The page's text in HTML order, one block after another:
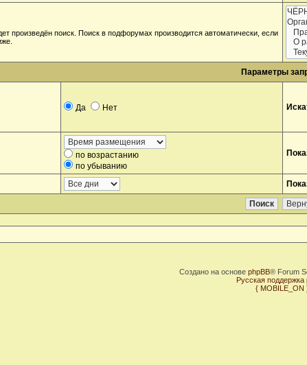
произведён поиск. Поиск в подфорумах производится автоматически, если
Параметры
Да Нет
по возрастанию
по убыванию
Создано на основе phpBB® Forum
Русская поддержка
{ MOBILE_ON